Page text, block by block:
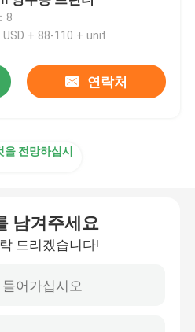
터
수 있는 작은 써멀 프린터
밀리미터
8
USD + 88-110 + unit
연락처
을 전망하십시
남겨주세요
드리겠습니다!